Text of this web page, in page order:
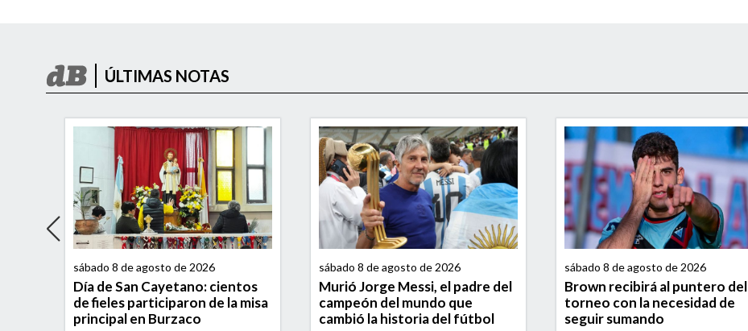
ÚLTIMAS NOTAS
sábado 8 de agosto de 2026
Día de San Cayetano: cientos
de fieles participaron de la misa
principal en Burzaco
sábado 8 de agosto de 2026
Murió Jorge Messi, el padre del
campeón del mundo que
cambió la historia del fútbol
sábado 8 de agosto de 2026
Brown recibirá al puntero del
torneo con la necesidad de
seguir sumando